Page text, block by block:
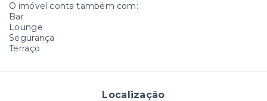
O imóvel conta também com:
Bar
Lounge
Segurança
Terraço
Localização